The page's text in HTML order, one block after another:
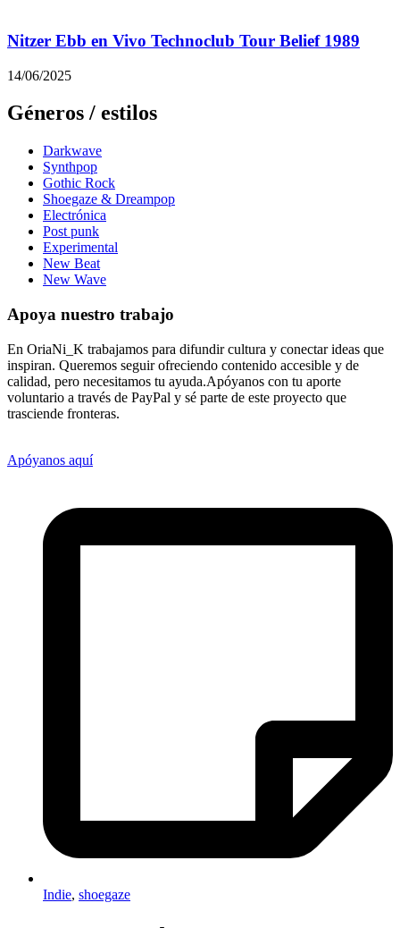
Nitzer Ebb en Vivo Technoclub Tour Belief 1989
14/06/2025
Géneros / estilos
Darkwave
Synthpop
Gothic Rock
Shoegaze & Dreampop
Electrónica
Post punk
Experimental
New Beat
New Wave
Apoya nuestro trabajo
En OriaNi_K trabajamos para difundir cultura y conectar ideas que
inspiran. Queremos seguir ofreciendo contenido accesible y de
calidad, pero necesitamos tu ayuda.Apóyanos con tu aporte
voluntario a través de PayPal y sé parte de este proyecto que
trasciende fronteras.
Apóyanos aquí
Indie, shoegaze